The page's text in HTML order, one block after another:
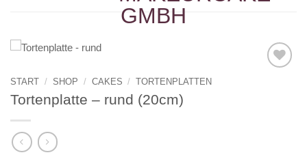
START / SHOP / CAKES / TORTENPLATTEN
Tortenplatte – rund (20cm)